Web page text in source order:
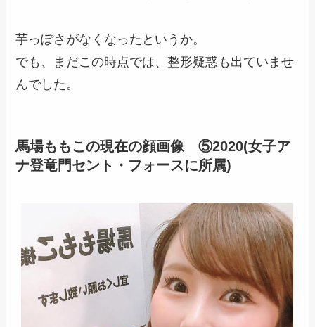
芋っぽさがなくなったというか。
でも、まだこの時点では、整形疑惑も出ていませ
んでした。
馬場ももこの現在の顔画像 ⑤2020(女子ア
ナ登竜門セント・フォースに所属)